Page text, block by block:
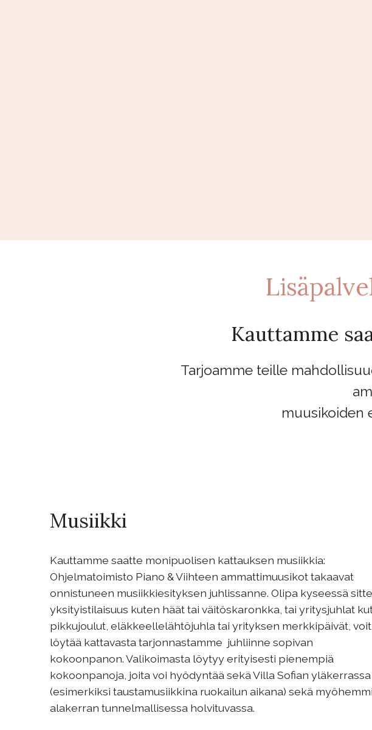
Kauttamme
Tarjoamme teille
muusikoiden
Musiikki
Kauttamme saatte monipuolisen kattauksen musiikkia:
Ohjelmatoimisto Piano & Viihteen ammattimuusikot takaavat
onnistuneen musiikkiesityksen juhlissanne. Olipa kyseessä
yksityistilaisuus kuten häät tai väitöskaronkka, tai yritysjuhlat
pikkujoulut, eläkkeellelähtöjuhla tai yrityksen merkkipäivät, voit
löytää kattavasta tarjonnastamme juhliinne sopivan
kokoonpanon. Valikoimasta löytyy erityisesti pienempiä
kokoonpanoja, joita voi hyödyntää sekä Villa Sofian yläkerrassa
(esimerkiksi taustamusiikkina ruokailun aikana) sekä
alakerran tunnelmallisessa holvituvassa.